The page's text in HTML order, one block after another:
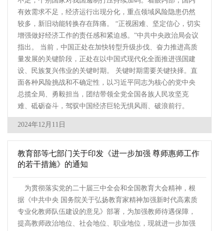
有效需求不足，经济运行出现分化，重点领域风险隐患仍然
较多，新旧动能转换存在阵痛。 “正视困难、坚定信心，切实
增强做好经济工作的责任感和紧迫感。”中共中央政治局会议
指出。 当前，中国正处在加快转型升级步伐、奋力推进高质
量发展的关键阶段，正处在以中国式现代化全面推进强国建
设、民族复兴伟业的关键时期。 关键时期需要关键抉择。直
面各种风险挑战和不确定性，以习近平同志为核心的党中央
总揽全局、勇毅担当，团结带领全党全国各族人民攻坚克
难、砥砺奋斗，驾驭中国经济巨轮无惧风雨、破浪前行。
2024年12月11日
教育部等七部门关于印发《进一步加强 尊师惠师工作
的若干措施》的通知
为贯彻落实党的二十届三中全会和全国教育大会精神，根
据《中共中央 国务院关于弘扬教育家精神加强新时代高素质
专业化教师队伍建设的意见》部署，为加强教师待遇保障，
提高教师政治地位、社会地位、职业地位，现就进一步加强